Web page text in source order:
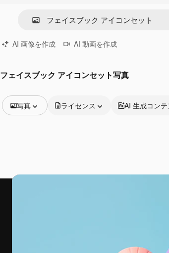
AI 画像を作成 AI 動画を作成
フェイスブック アイコンセット写真
写真
動画
ライセンス AI 生成コンテ
最高のクリエイティブ制作を導くた
ットフォーム。クリエイター、企業